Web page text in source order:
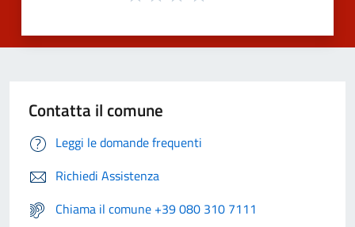
Contatta il comune
Leggi le domande frequenti
Richiedi Assistenza
Chiama il comune +39 080 310 7111